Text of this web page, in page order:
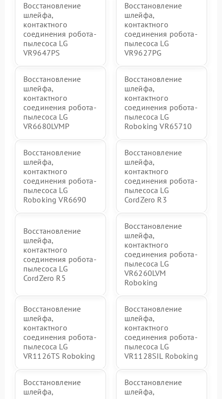
Восстановление
шлейфа,
контактного
соединения робота-
пылесоса LG
VR9647PS
Восстановление
шлейфа,
контактного
соединения робота-
пылесоса LG
VR9627PG
Восстановление
шлейфа,
контактного
соединения робота-
пылесоса LG
VR6680LVMP
Восстановление
шлейфа,
контактного
соединения робота-
пылесоса LG
Roboking VR65710
Восстановление
шлейфа,
контактного
соединения робота-
пылесоса LG
Roboking VR6690
Восстановление
шлейфа,
контактного
соединения робота-
пылесоса LG
CordZero R3
Восстановление
шлейфа,
контактного
соединения робота-
пылесоса LG
CordZero R5
Восстановление
шлейфа,
контактного
соединения робота-
пылесоса LG
VR6260LVM
Roboking
Восстановление
шлейфа,
контактного
соединения робота-
пылесоса LG
VR1126TS Roboking
Восстановление
шлейфа,
контактного
соединения робота-
пылесоса LG
VR1128SIL Roboking
Восстановление
шлейфа,
Восстановление
шлейфа,